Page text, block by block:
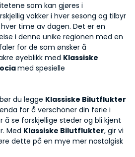
som kan gjøres i
vakker i hver sesong og tilbyr
time av dagen. Det er en
i denne unike regionen med en
for de som ønsker å
øyeblikk med Klassiske
med spesielle
du legge Klassiske Bilutflukter
for å verschöner din ferie i
å se forskjellige steder og bli kjent
Med Klassiske Bilutflukter, gir vi
dette på en mye mer nostalgisk